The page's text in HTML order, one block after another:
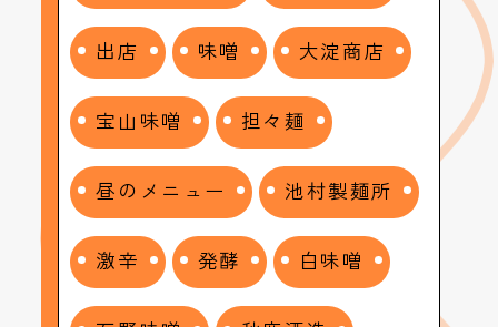
出店 味噌 大淀商店
宝山味噌 担々麺
昼のメニュー 池村製麺所
激辛 発酵 白味噌